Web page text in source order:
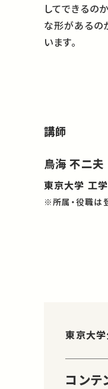
してできるの
な形があるの
います。
講師
鳥海 不二夫
東京大学 工
※所属・役職は
東京大学
コンテ